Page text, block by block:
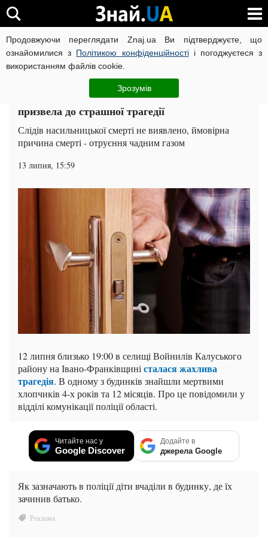
Продовжуючи переглядати Znaj.ua Ви підтверджуєте, що
ознайомилися з Політикою конфіденційностіі погоджуєтеся з
використанням файлів cookie.
Зрозумів
ВІЙНА РОСІЇ ПРОТИ УКРАЇНИ КОРОНАВІРУС В УКРАЇНІ
ЧИТАТЬ НА РУССКОМ
Зачинив одних вдома: недбалість батька
призвела до страшної трагедії
Слідів насильницької смерті не виявлено, ймовірна
причина смерті - отруєння чадним газом
13 липня, 15:59
12 липня близько 19:00 в селищі Войнилів Калуського
району на Івано-Франківщині сталася жахлива
трагедія. В одному з будинків знайшли мертвими
хлопчиків 4-х років та 12 місяців. Про це повідомили у
відділі комунікації поліції області.
Читайте нас у
Google Discover
Додайте в
джерела Google
Як зазначають в поліції діти вчаділи в будинку, де їх
зачинив батько.